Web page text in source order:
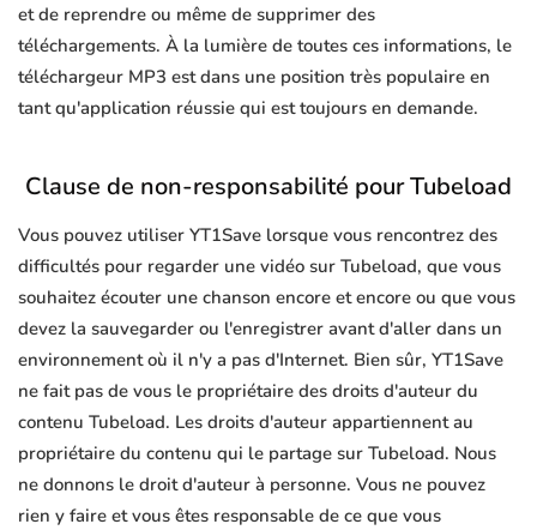
et de reprendre ou même de supprimer des
téléchargements. À la lumière de toutes ces informations, le
téléchargeur MP3 est dans une position très populaire en
tant qu'application réussie qui est toujours en demande.
Clause de non-responsabilité pour Tubeload
Vous pouvez utiliser YT1Save lorsque vous rencontrez des
difficultés pour regarder une vidéo sur Tubeload, que vous
souhaitez écouter une chanson encore et encore ou que vous
devez la sauvegarder ou l'enregistrer avant d'aller dans un
environnement où il n'y a pas d'Internet. Bien sûr, YT1Save
ne fait pas de vous le propriétaire des droits d'auteur du
contenu Tubeload. Les droits d'auteur appartiennent au
propriétaire du contenu qui le partage sur Tubeload. Nous
ne donnons le droit d'auteur à personne. Vous ne pouvez
rien y faire et vous êtes responsable de ce que vous